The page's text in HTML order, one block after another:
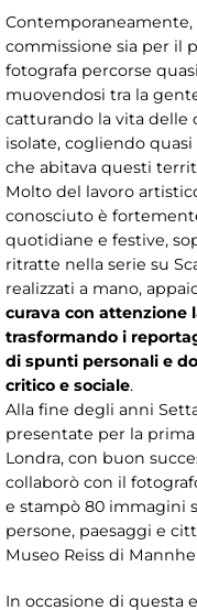
commissione sia per il
fotografa percorse
muovendosi tra la
catturando la vita delle
isolate, cogliendo
che abitava questi
Molto del lavoro
conosciuto è
quotidiane e festive,
ritratte nella serie su
realizzati a mano,
curava con attenzione
trasformando i
di spunti personali e
critico e sociale.
Alla fine degli anni
presentate per la
Londra, con buon
collaborò con il
e stampò 80 immagini
persone, paesaggi e
Museo Reiss di
In occasione di questa